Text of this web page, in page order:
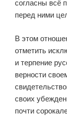
согласны всё
перед ними
В этом
отметить
и терпение
верности
своих
почти